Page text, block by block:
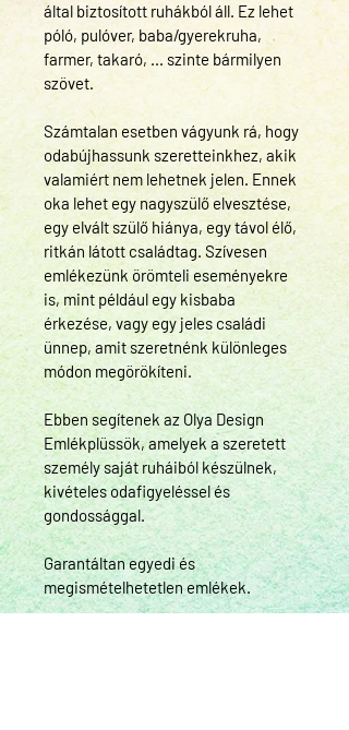
által biztosított ruhákból áll. Ez lehet
póló, pulóver, baba/gyerekruha,
farmer, takaró, ... szinte bármilyen
szövet.
Számtalan esetben vágyunk rá, hogy
odabújhassunk szeretteinkhez, akik
valamiért nem lehetnek jelen. Ennek
oka lehet egy nagyszülő elvesztése,
egy elvált szülő hiánya, egy távol élő,
ritkán látott családtag. Szívesen
emlékezünk örömteli eseményekre
is, mint például egy kisbaba
érkezése, vagy egy jeles családi
ünnep, amit szeretnénk különleges
módon megörökíteni.
Ebben segítenek az Olya Design
Emlékplüssök, amelyek a szeretett
személy saját ruháiból készülnek,
kivételes odafigyeléssel és
gondossággal.
​Garantáltan egyedi és
megismételhetetlen emlékek.